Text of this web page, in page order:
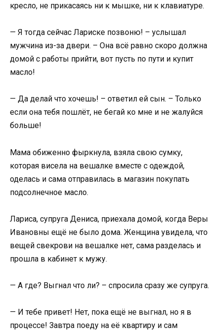
кресло, не прикасаясь ни к мышке, ни к клавиатуре.
— Я тогда сейчас Лариске позвоню! – услышал
мужчина из-за двери. – Она всё равно скоро должна
домой с работы прийти, вот пусть по пути и купит
масло!
— Да делай что хочешь! – ответил ей сын. – Только
если она тебя пошлёт, не бегай ко мне и не жалуйся
больше!
Мама обиженно фыркнула, взяла свою сумку,
которая висела на вешалке вместе с одеждой,
оделась и сама отправилась в магазин покупать
подсолнечное масло.
Лариса, супруга Дениса, приехала домой, когда Веры
Ивановны ещё не было дома. Женщина увидела, что
вещей свекрови на вешалке нет, сама разделась и
прошла в кабинет к мужу.
— А где? Выгнал что ли? – спросила сразу же супруга.
— И тебе привет! Нет, пока ещё не выгнал, но я в
процессе! Завтра поеду на её квартиру и сам